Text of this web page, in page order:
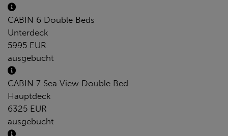
CABIN 6 Double Beds
Unterdeck
5995 EUR
ausgebucht
CABIN 7 Sea View Double Bed
Hauptdeck
6325 EUR
ausgebucht